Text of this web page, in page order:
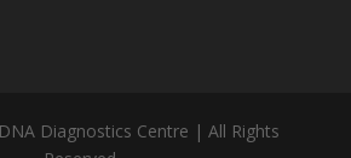
Diagnostics Centre | All Rights